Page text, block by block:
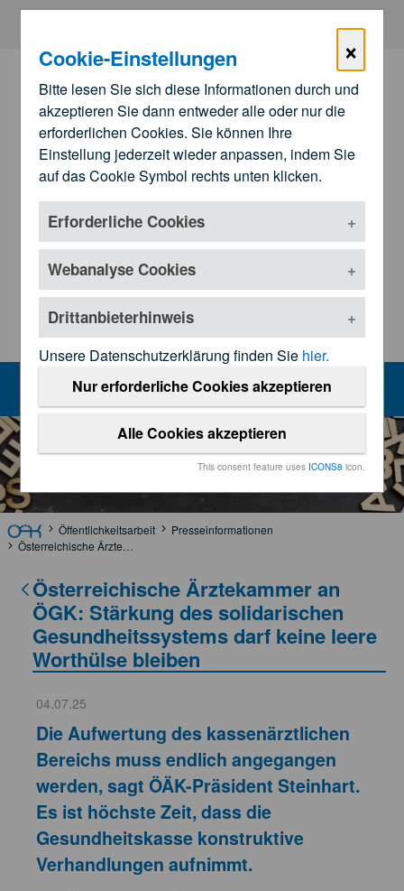
×
Cookie-Einstellungen
Bitte lesen Sie sich diese Informationen durch und
akzeptieren Sie dann entweder alle oder nur die
erforderlichen Cookies. Sie können Ihre
Einstellung jederzeit wieder anpassen, indem Sie
auf das Cookie Symbol rechts unten klicken.
Erforderliche Cookies
Webanalyse Cookies
Drittanbieterhinweis
Unsere Datenschutzerklärung finden Sie hier.
Nur erforderliche Cookies akzeptieren
Alle Cookies akzeptieren
This consent feature uses ICONS8 icon.
Zum Hauptinhalt springen
Zu den
Landesärztekammern
Presseinformationen
MENU
Öffentlichkeitsarbeit
Presseinformationen
Österreichische Ärztekammer an ÖGK: Stärkung des solidarischen Gesundheitssystems darf keine leere Worthülse bleiben
Österreichische Ärztekammer an
ÖGK: Stärkung des solidarischen
Gesundheitssystems darf keine leere
Worthülse bleiben
04.07.25
Die Aufwertung des kassenärztlichen
Bereichs muss endlich angegangen
werden, sagt ÖÄK-Präsident Steinhart.
Es ist höchste Zeit, dass die
Gesundheitskasse konstruktive
Verhandlungen aufnimmt.